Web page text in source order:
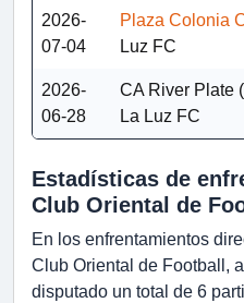
2026-
07-04
Plaza Colonia
Luz FC
2026-
06-28
CA River Plate
La Luz FC
Estadísticas de
Club Oriental de
En los enfrentamientos
Club Oriental de Football,
disputado un total de 6